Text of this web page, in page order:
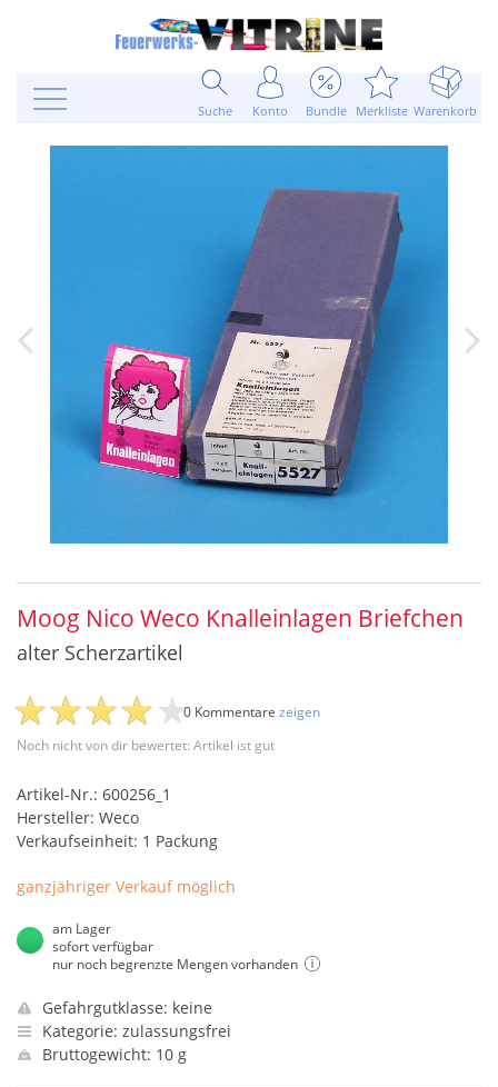
Suche Konto Bundle Merkliste Warenkorb
Moog Nico Weco Knalleinlagen Briefchen
alter Scherzartikel
Noch nicht von dir bewertet: Artikel ist gut
0 Kommentare zeigen
Artikel-Nr.: 600256_1
Hersteller: Weco
Verkaufseinheit: 1 Packung
ganzjähriger Verkauf möglich
am Lager
sofort verfügbar
nur noch begrenzte Mengen vorhanden
Gefahrgutklasse: keine
Kategorie: zulassungsfrei
Bruttogewicht: 10 g